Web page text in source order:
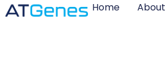
Home